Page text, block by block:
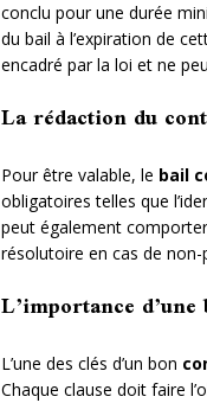
conclu pour une durée
du bail à l’expiration de
encadré par la loi et ne
La rédaction du
Pour être valable, le bail
obligatoires telles que
peut également
résolutoire en cas de
L’importance
L’une des clés d’un bon
Chaque clause doit faire